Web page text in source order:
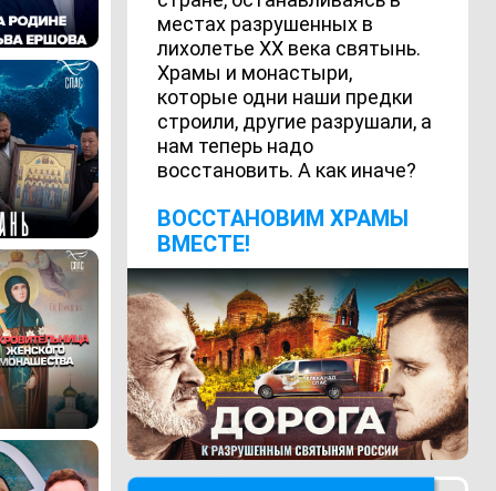
местах разрушенных в
лихолетье ХХ века святынь.
Храмы и монастыри,
которые одни наши предки
строили, другие разрушали, а
нам теперь надо
восстановить. А как иначе?
ВОCСТАНОВИМ ХРАМЫ
ВМЕСТЕ!